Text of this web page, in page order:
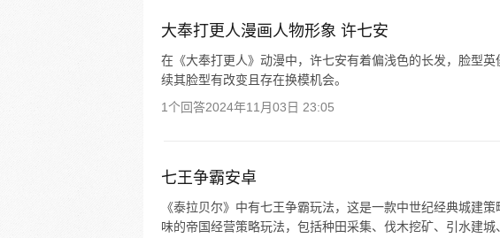
大奉打更人漫画人物形象 许七安
在《大奉打更人》动漫中，许七安有着偏浅色的长发，脸型
续其脸型有改变且存在换模机会。
1个回答2024年11月03日 23:05
七王争霸安卓
《泰拉贝尔》中有七王争霸玩法，这是一款中世纪经典城建
味的帝国经营策略玩法，包括种田采集、伐木挖矿、引水建